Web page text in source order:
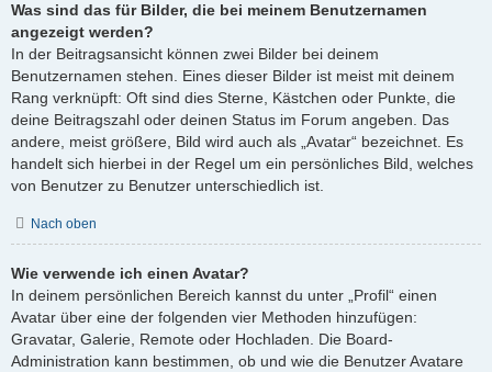
Was sind das für Bilder, die bei meinem Benutzernamen
angezeigt werden?
In der Beitragsansicht können zwei Bilder bei deinem
Benutzernamen stehen. Eines dieser Bilder ist meist mit deinem
Rang verknüpft: Oft sind dies Sterne, Kästchen oder Punkte, die
deine Beitragszahl oder deinen Status im Forum angeben. Das
andere, meist größere, Bild wird auch als „Avatar“ bezeichnet. Es
handelt sich hierbei in der Regel um ein persönliches Bild, welches
von Benutzer zu Benutzer unterschiedlich ist.
Nach oben
Wie verwende ich einen Avatar?
In deinem persönlichen Bereich kannst du unter „Profil“ einen
Avatar über eine der folgenden vier Methoden hinzufügen:
Gravatar, Galerie, Remote oder Hochladen. Die Board-
Administration kann bestimmen, ob und wie die Benutzer Avatare